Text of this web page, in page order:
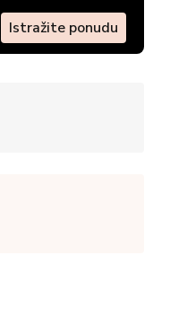
Istražite ponudu